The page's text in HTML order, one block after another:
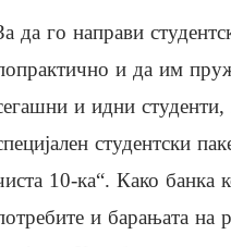
да го направи
и да им
и идни
студентски
10-ка“. Како банка
и барањата на